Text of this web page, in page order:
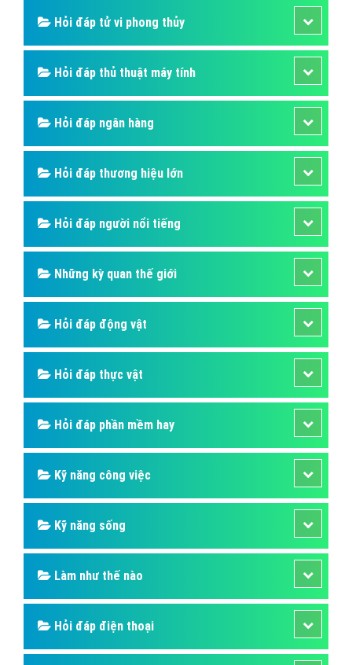
Hỏi đáp tử vi phong thủy
Hỏi đáp thủ thuật máy tính
Hỏi đáp ngân hàng
Hỏi đáp thương hiệu lớn
Hỏi đáp người nổi tiếng
Những kỳ quan thế giới
Hỏi đáp động vật
Hỏi đáp thực vật
Hỏi đáp phần mềm hay
Kỹ năng công việc
Kỹ năng sống
Làm như thế nào
Hỏi đáp điện thoại